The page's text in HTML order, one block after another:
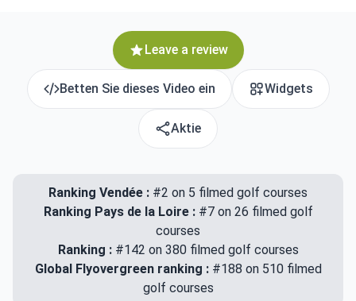
Leave a review
Betten Sie dieses Video ein Widgets
Aktie
Ranking Vendée : #2 on 5 filmed golf courses
Ranking Pays de la Loire : #7 on 26 filmed golf
courses
Ranking : #142 on 380 filmed golf courses
Global Flyovergreen ranking : #188 on 510 filmed
golf courses